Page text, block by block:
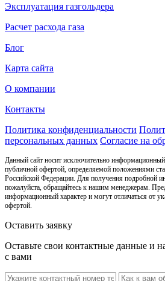
Эксплуатация газгольдера
Расчет расхода газа
Блог
Карта сайта
О компании
Контакты
Политика конфиденциальности
персональных данных Согласие на
Данный сайт носит исключительно информационный
публичной офертой, определяемой положениями
Российской Федерации. Для получения подробной
пожалуйста, обращайтесь к нашим менеджерам.
информационный характер и могут отличаться от
офертой.
Оставить заявку
Оставьте свои контактные данные и
с вами